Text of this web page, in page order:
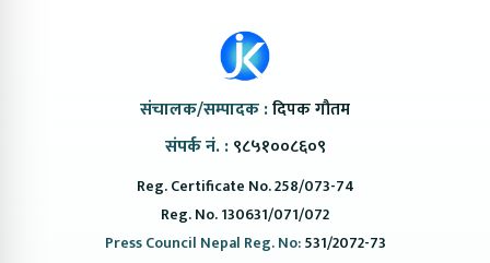
संचालक/सम्पादक :दिपक गौतम
संपर्क नं. : ९८५१००८६०९
Reg. Certificate No. 258/073-74
Reg. No. 130631/071/072
Press Council Nepal Reg. No:531/2072-73